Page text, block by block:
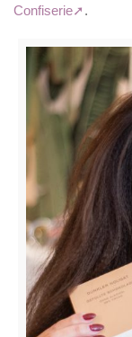
Confiserie
.